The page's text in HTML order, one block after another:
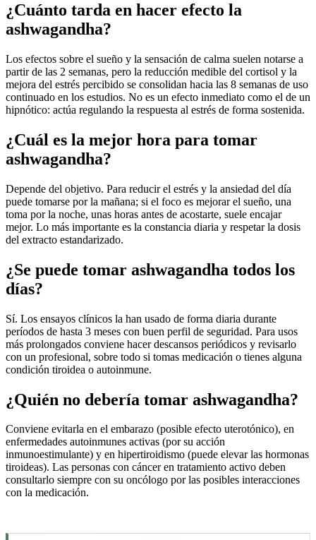
¿Cuánto tarda en hacer efecto la
ashwagandha?
Los efectos sobre el sueño y la sensación de calma suelen notarse a
partir de las 2 semanas, pero la reducción medible del cortisol y la
mejora del estrés percibido se consolidan hacia las 8 semanas de uso
continuado en los estudios. No es un efecto inmediato como el de un
hipnótico: actúa regulando la respuesta al estrés de forma sostenida.
¿Cuál es la mejor hora para tomar
ashwagandha?
Depende del objetivo. Para reducir el estrés y la ansiedad del día
puede tomarse por la mañana; si el foco es mejorar el sueño, una
toma por la noche, unas horas antes de acostarte, suele encajar
mejor. Lo más importante es la constancia diaria y respetar la dosis
del extracto estandarizado.
¿Se puede tomar ashwagandha todos los
días?
Sí. Los ensayos clínicos la han usado de forma diaria durante
períodos de hasta 3 meses con buen perfil de seguridad. Para usos
más prolongados conviene hacer descansos periódicos y revisarlo
con un profesional, sobre todo si tomas medicación o tienes alguna
condición tiroidea o autoinmune.
¿Quién no debería tomar ashwagandha?
Conviene evitarla en el embarazo (posible efecto uterotónico), en
enfermedades autoinmunes activas (por su acción
inmunoestimulante) y en hipertiroidismo (puede elevar las hormonas
tiroideas). Las personas con cáncer en tratamiento activo deben
consultarlo siempre con su oncólogo por las posibles interacciones
con la medicación.